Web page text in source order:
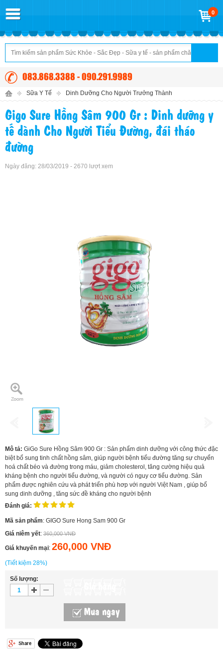
0
083.868.3388 - 090.291.9989
Sữa Y Tế Dinh Dưỡng Cho Người Trưởng Thành
Gigo Sure Hồng Sâm 900 Gr : Dinh dưỡng y
tế dành Cho Người Tiểu Đường, đái tháo
đường
Ngày đăng: 28/03/2019 - 2670 lượt xem
Mô tả: GiGo Sure Hồng Sâm 900 Gr : Sản phẩm dinh dưỡng với công thức đặc
biệt bổ sung tinh chất hồng sâm, giúp người bệnh tiểu đường tăng sự chuyển
hoá chất béo và đường trong máu, giảm cholesterol, tăng cường hiệu quả
kháng bệnh cho người tiểu đường, và người có nguy cơ tiểu đường. Sản
phẩm được nghiên cứu và phát triển phù hơp với người Việt Nam , giúp bổ
sung dinh dưỡng , tăng sức đề kháng cho người bệnh
Đánh giá:
Mã sản phẩm: GIGO Sure Hong Sam 900 Gr
Giá niêm yết: 360,000 VNĐ
Giá khuyến mại: 260,000 VNĐ
(Tiết kiệm 28%)
Số lượng:
Mua ngay